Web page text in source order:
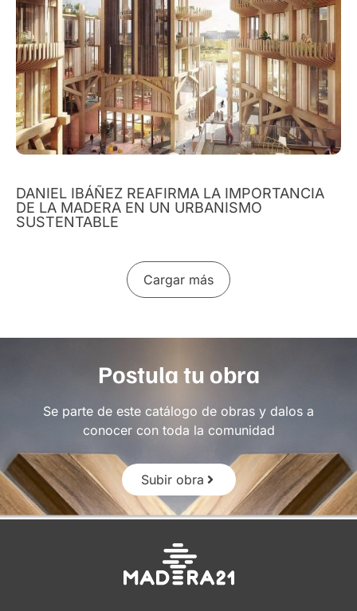
DANIEL IBÁÑEZ REAFIRMA LA IMPORTANCIA
DE LA MADERA EN UN URBANISMO
SUSTENTABLE
Cargar más
Postula tu obra
Se parte de este catálogo de obras y dalos a
conocer con toda la comunidad
Subir obra